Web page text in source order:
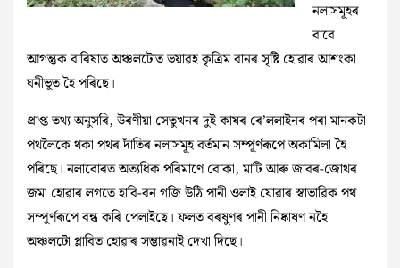
নলাসমূহৰ
বাবে
আগন্তুক বাৰিষাত অঞ্চলটোত ভয়াৱহ কৃত্ৰিম বানৰ সৃষ্টি হোৱাৰ আশংকা
ঘনীভূত হৈ পৰিছে।
প্ৰাপ্ত তথ্য অনুসৰি, উৰণীয়া সেতুখনৰ দুই কাষৰ ৰে’ললাইনৰ পৰা মানকটা
পথলৈকে থকা পথৰ দাঁতিৰ নলাসমূহ বৰ্তমান সম্পূৰ্ণৰূপে অকামিলা হৈ
পৰিছে। নলাবোৰত অত্যধিক পৰিমাণে বোকা, মাটি আৰু জাবৰ-জোথৰ
জমা হোৱাৰ লগতে হাবি-বন গজি উঠি পানী ওলাই যোৱাৰ স্বাভাৱিক পথ
সম্পূৰ্ণৰূপে বন্ধ কৰি পেলাইছে। ফলত বৰষুণৰ পানী নিষ্কাষণ নহৈ
অঞ্চলটো প্লাবিত হোৱাৰ সম্ভাৱনাই দেখা দিছে।